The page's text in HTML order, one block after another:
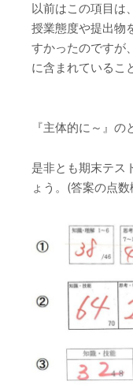
以前はこの項目は
授業態度や提出物
すかったのですが
に含まれているこ
『主体的に～』の
是非とも期末テス
ょう。(答案の点